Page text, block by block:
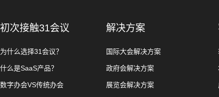
初次接触31会议
为什么选择31会议？
什么是SaaS产品？
数字办会VS传统办会
解决方案
国际大会解决方案
政府会解决方案
展览会解决方案